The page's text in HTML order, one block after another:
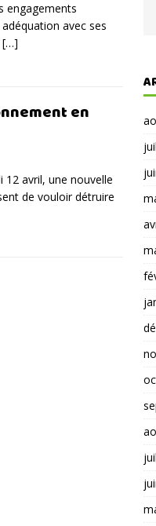
engagements
avec ses
[…]
en
12 avril, une nouvelle
de vouloir détruire